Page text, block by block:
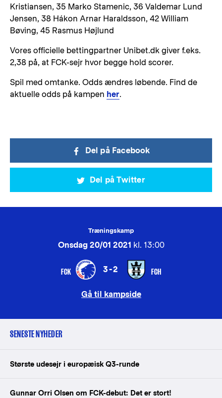
Kristiansen, 35 Marko Stamenic, 36 Valdemar Lund
Jensen, 38 Hákon Arnar Haraldsson, 42 William
Bøving, 45 Rasmus Højlund
Vores officielle bettingpartner Unibet.dk giver f.eks.
2,38 på, at FCK-sejr hvor begge hold scorer.
Spil med omtanke. Odds ændres løbende. Find de
aktuelle odds på kampen her.
Del på Facebook
Del på Twitter
Træningskamp
Onsdag 20/01 2021 kl. 13:00
FCK 3-2 FCH
Gå til kampside
SENESTE NYHEDER
Største udesejr i europæisk Q3-runde
Gunnar Orri Olsen om FCK-debut: Det er stort!